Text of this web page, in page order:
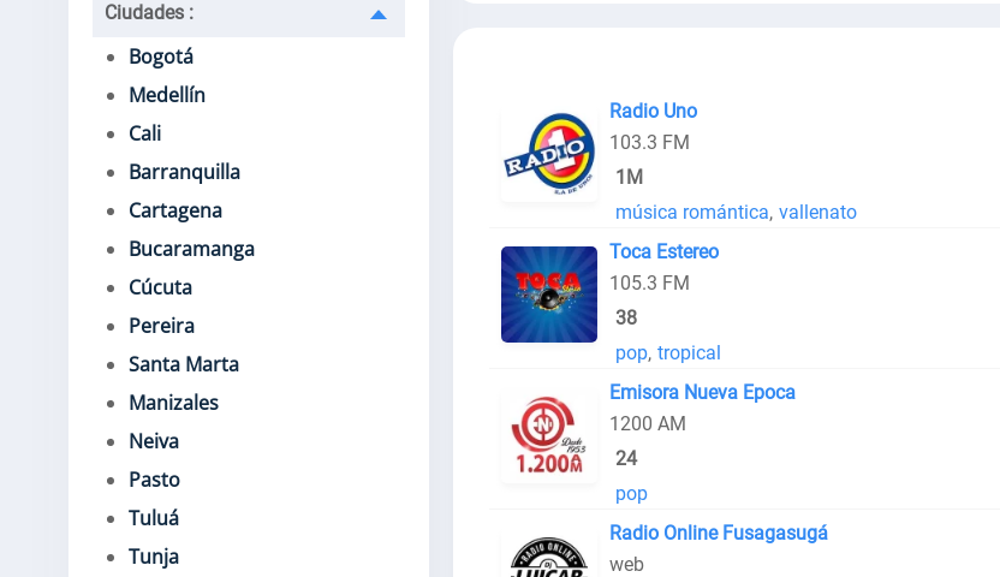
Ciudades :
Bogotá
Medellín
Cali
Barranquilla
Cartagena
Bucaramanga
Cúcuta
Pereira
Santa Marta
Manizales
Neiva
Pasto
Tuluá
Tunja
Radio Uno
103.3 FM
1M
música romántica, vallenato
Toca Estereo
105.3 FM
38
pop, tropical
Emisora Nueva Epoca
1200 AM
24
pop
Radio Online Fusagasugá
web